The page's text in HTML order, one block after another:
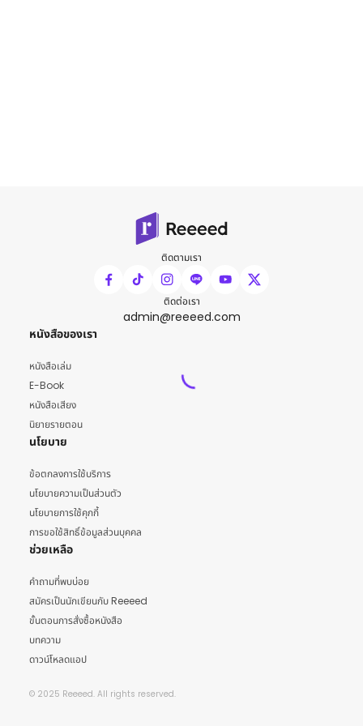
ติดตามเรา
ติดต่อเรา
admin@reeeed.com
หนังสือของเรา
หนังสือเล่ม
E-Book
หนังสือเสียง
นิยายรายตอน
นโยบาย
ข้อตกลงการใช้บริการ
นโยบายความเป็นส่วนตัว
นโยบายการใช้คุกกี้
การขอใช้สิทธิ์ข้อมูลส่วนบุคคล
ช่วยเหลือ
คำถามที่พบบ่อย
สมัครเป็นนักเขียนกับ Reeeed
ขั้นตอนการสั่งซื้อหนังสือ
บทความ
ดาวน์โหลดแอป
© 2025 Reeeed. All rights reserved.